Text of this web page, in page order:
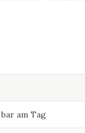
am Tag